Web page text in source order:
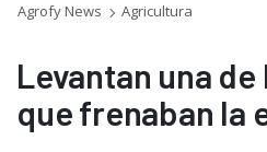
Agrofy News Agricultura
Levantan una
que frenaban la